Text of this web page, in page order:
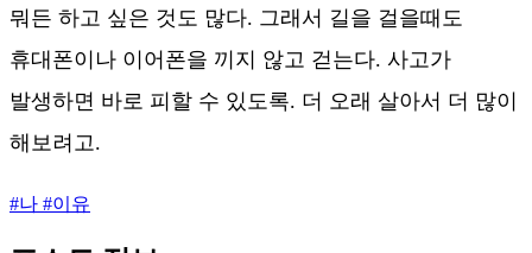
뭐든 하고 싶은 것도 많다. 그래서 길을 걸을때도
휴대폰이나 이어폰을 끼지 않고 걷는다. 사고가
발생하면 바로 피할 수 있도록. 더 오래 살아서 더 많이
해보려고.
#나 #이유